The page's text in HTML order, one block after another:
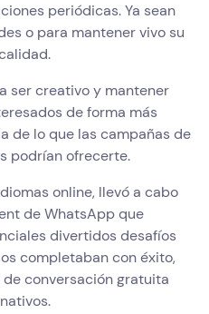
periódicas. Ya sean
o para mantener vivo su
ser creativo y mantener
de forma más
de lo que las campañas de
podrían ofrecerte.
online, llevó a cabo
de WhatsApp que
divertidos desafíos
completaban con éxito,
conversación gratuita